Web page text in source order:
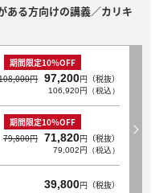
ある方向けの講義／カリキ
期間限定10％OFF
円 97,200円（税抜）
106,920円（税込）
期間限定10％OFF
79,800円 71,820円（税抜）
79,002円（税込）
39,800円（税抜）